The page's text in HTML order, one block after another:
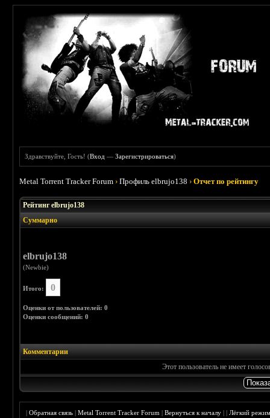
Здравствуйте, Гость! (Вход —Зарегистрироваться)
Metal Torrent Tracker Forum ›Профиль elbrujo138 ›Отчет по рейтингу
Рейтинг elbrujo138
Суммарно
elbrujo138
(Newbie)
Итого: 0
Оценки от пользователей: 0
Оценки сообщений: 0
Комментарии
Этот пользователь не имеет
|Обратная связь |Metal Torrent Tracker Forum |Вернуться к началу ||Лёгкий